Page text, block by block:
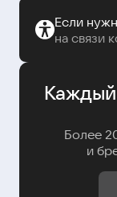
Если
на связи
Каждый
Более
и